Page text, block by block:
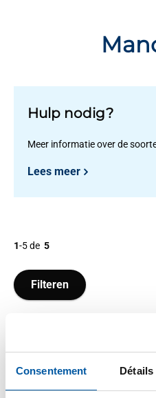
Consentement Détails
Hulp nodig?
Meer informatie over de
Lees meer
1-5de 5
Filteren